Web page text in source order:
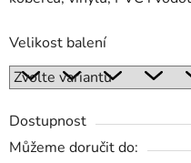
Velikost balení
Dostupnost
Můžeme doručit do: